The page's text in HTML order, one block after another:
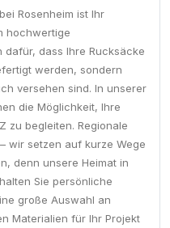
Rosenheim ist Ihr
hochwertige
dafür, dass Ihre Rucksäcke
werden, sondern
versehen sind. In unserer
die Möglichkeit, Ihre
zu begleiten. Regionale
wir setzen auf kurze Wege
denn unsere Heimat in
Sie persönliche
große Auswahl an
Materialien für Ihr Projekt